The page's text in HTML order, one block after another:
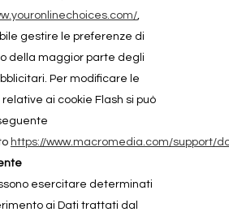
,
gestire le preferenze di
della maggior parte degli
Per modificare le
ai cookie Flash si può
https://www.macromedia.com/support/
esercitare determinati
ai Dati trattati dal